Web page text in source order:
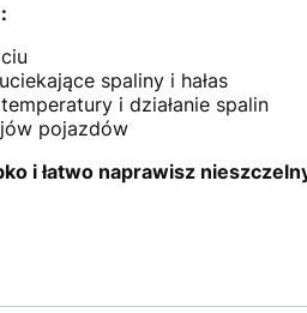
spaliny i hałas
i działanie spalin
pojazdów
i łatwo naprawisz